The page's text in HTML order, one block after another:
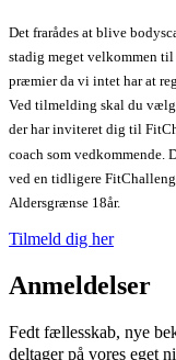
Det frarådes at blive
stadig meget velkommen
præmier da vi intet har at
Ved tilmelding skal du
der har inviteret dig til
coach som vedkommende.
ved en tidligere
Aldersgrænse 18år.
Tilmeld dig her
Anmeldelser
Fedt fællesskab, nye
deltager på vores eget